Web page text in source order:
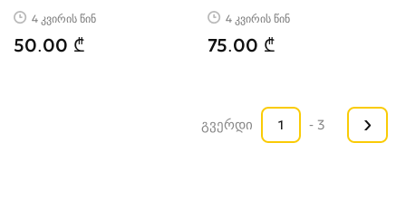
4 კვირის წინ
50.00 ₾
4 კვირის წინ
75.00 ₾
გვერდი - 3 ›